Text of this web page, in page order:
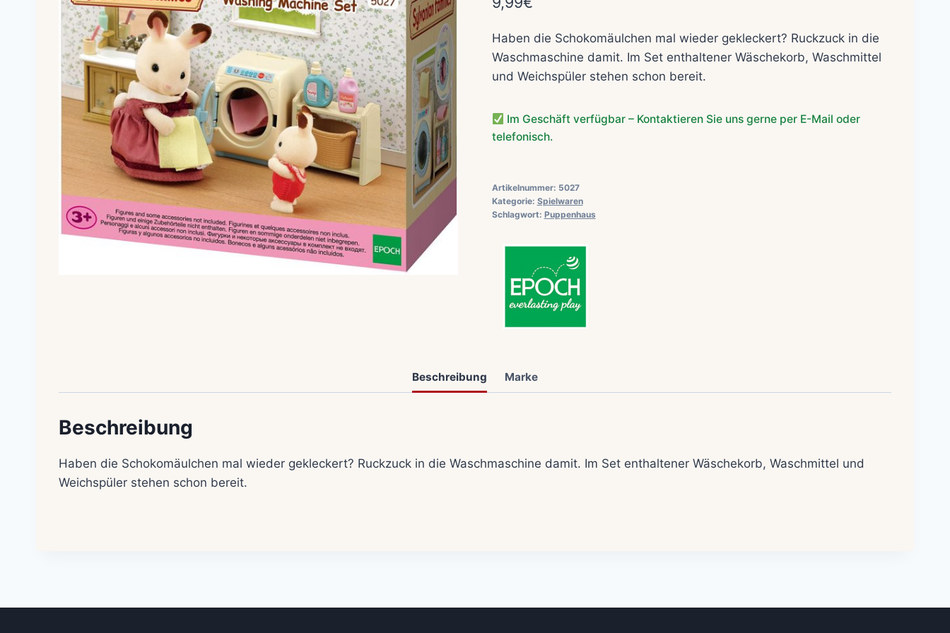
Haben die Schokomäulchen mal wieder gekleckert? Ruckzuck in die
Waschmaschine damit. Im Set enthaltener Wäschekorb, Waschmittel
und Weichspüler stehen schon bereit.
Im Geschäft verfügbar – Kontaktieren Sie uns gerne per E-Mail oder
telefonisch.
Artikelnummer: 5027
Kategorie: Spielwaren
Schlagwort: Puppenhaus
Beschreibung Marke
Beschreibung
Haben die Schokomäulchen mal wieder gekleckert? Ruckzuck in die Waschmaschine damit. Im Set enthaltener Wäschekorb, Waschmittel und
Weichspüler stehen schon bereit.